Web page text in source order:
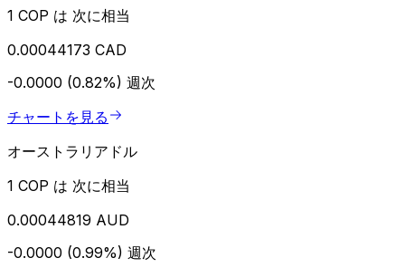
1 COP は 次に相当
0.00044173 CAD
-0.0000 (0.82%) 週次
チャートを見る
オーストラリアドル
1 COP は 次に相当
0.00044819 AUD
-0.0000 (0.99%) 週次